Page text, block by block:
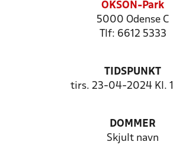
OKSON-Park
5000 Odense C
Tlf: 6612 5333
TIDSPUNKT
tirs. 23-04-2024 Kl.
DOMMER
Skjult navn